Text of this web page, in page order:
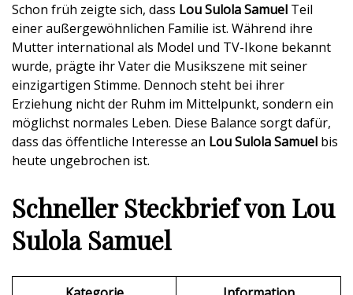
Schon früh zeigte sich, dass Lou Sulola Samuel Teil
einer außergewöhnlichen Familie ist. Während ihre
Mutter international als Model und TV-Ikone bekannt
wurde, prägte ihr Vater die Musikszene mit seiner
einzigartigen Stimme. Dennoch steht bei ihrer
Erziehung nicht der Ruhm im Mittelpunkt, sondern ein
möglichst normales Leben. Diese Balance sorgt dafür,
dass das öffentliche Interesse an Lou Sulola Samuel bis
heute ungebrochen ist.
Schneller Steckbrief von Lou
Sulola Samuel